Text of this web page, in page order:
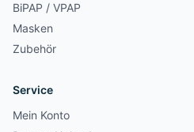
BiPAP / VPAP
Masken
Zubehör
Service
Mein Konto